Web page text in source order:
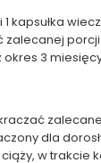
1 kapsułka
porcji
3
dla
w trakcie